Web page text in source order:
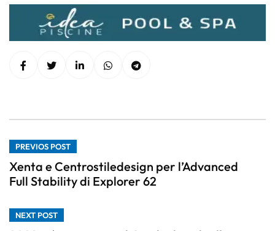
PREVIOS POST
Xenta e Centrostiledesign per l’Advanced
Full Stability di Explorer 62
NEXT POST